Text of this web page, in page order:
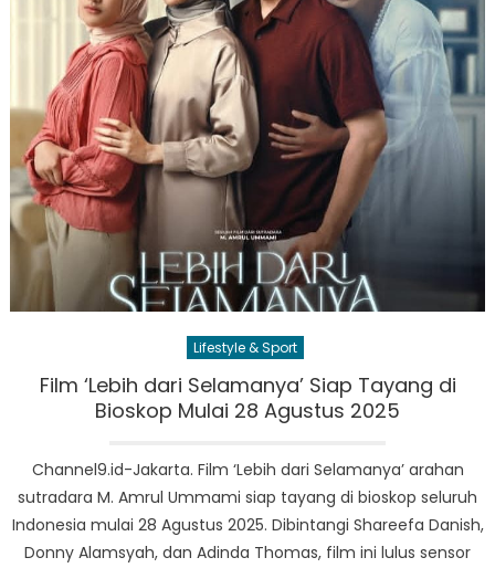
Lifestyle & Sport
Film ‘Lebih dari Selamanya’ Siap Tayang di
Bioskop Mulai 28 Agustus 2025
Channel9.id-Jakarta. Film ‘Lebih dari Selamanya’ arahan
sutradara M. Amrul Ummami siap tayang di bioskop seluruh
Indonesia mulai 28 Agustus 2025. Dibintangi Shareefa Danish,
Donny Alamsyah, dan Adinda Thomas, film ini lulus sensor